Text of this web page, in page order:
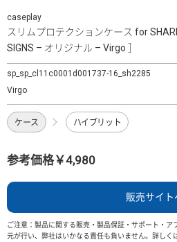
caseplay
スリムプロテクションケース for
SIGNS – オリジナル – Virgo ］
sp_sp_cl11c0001d001737-16_sh2285
Virgo
ケース ハイブリット
参考価格￥4,980
販売サイト
ご注意：製品に関する販売・製品保証・サポート・
元が行い、弊社はいかなる責任も負いません。詳しく